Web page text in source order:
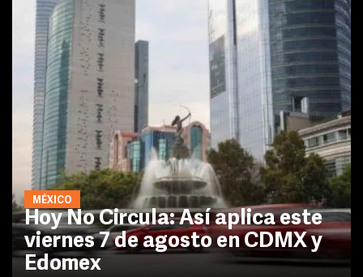
MÉXICO
Hoy No Circula: Así aplica este
viernes 7 de agosto en CDMX y
Edomex